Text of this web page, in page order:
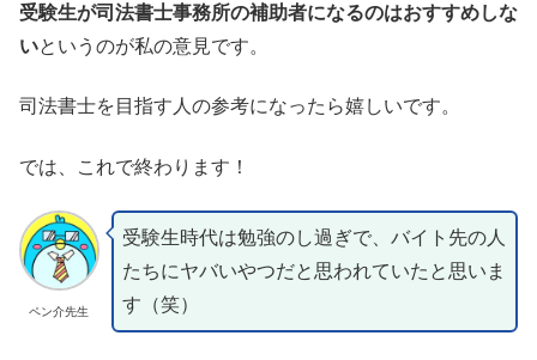
受験生が司法書士事務所の補助者になるのはおすすめしな
いというのが私の意見です。
司法書士を目指す人の参考になったら嬉しいです。
では、これで終わります！
ペン介先生
受験生時代は勉強のし過ぎで、バイト先の人
たちにヤバいやつだと思われていたと思いま
す（笑）